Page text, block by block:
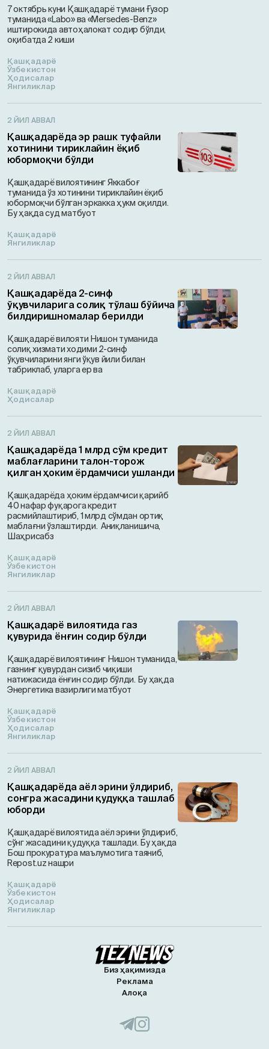
7 октябрь куни Қашқадарё тумани Ғузор
туманида «Labo» ва «Mersedes-Benz»
иштирокида автоҳалокат содир бўлди,
оқибатда 2 киши
Қашқадарё
Ўзбекистон
Ҳодисалар
Янгиликлар
2 ЙИЛ АВВАЛ
Қашқадарёда эр рашк туфайли
хотинини тириклайин ёқиб
юбормоқчи бўлди
Қашқадарё вилоятининг Яккабоғ
туманида ўз хотинини тириклайин ёқиб
юбормоқчи бўлган эркакка ҳукм оқилди.
Бу ҳақда суд матбуот
Қашқадарё
Янгиликлар
2 ЙИЛ АВВАЛ
Қашқадарёда 2-синф
ўқувчиларига солиқ тўлаш бўйича
билдиришномалар берилди
Қашқадарё вилояти Нишон туманида
солиқ хизмати ходими 2-синф
ўқувчиларини янги ўқув йили билан
табриклаб, уларга ер ва
Қашқадарё
Ҳодисалар
2 ЙИЛ АВВАЛ
Қашқадарёда 1 млрд сўм кредит
маблағларини талон-торож
қилган ҳоким ёрдамчиси ушланди
Қашқадарёда ҳоким ёрдамчиси қарийб
40 нафар фуқарога кредит
расмийлаштириб, 1 млрд сўмдан ортиқ
маблағни ўзлаштирди. Аниқланишича,
Шаҳрисабз
Қашқадарё
Ўзбекистон
Янгиликлар
2 ЙИЛ АВВАЛ
Қашқадарё вилоятида газ
қувурида ёнғин содир бўлди
Қашқадарё вилоятининг Нишон туманида,
газнинг қувурдан сизиб чиқиши
натижасида ёнғин содир бўлди. Бу ҳақда
Энергетика вазирлиги матбуот
Қашқадарё
Ўзбекистон
Ҳодисалар
Янгиликлар
2 ЙИЛ АВВАЛ
Қашқадарёда аёл эрини ўлдириб,
сонгра жасадини қудуққа ташлаб
юборди
Қашқадарё вилоятида аёл эрини ўлдириб,
сўнг жасадини қудуққа ташлади. Бу ҳақда
Бош прокуратура маълумотига таяниб,
Repost.uz нашри
Қашқадарё
Ўзбекистон
Ҳодисалар
Янгиликлар
Биз ҳақимизда
Реклама
Алоқа